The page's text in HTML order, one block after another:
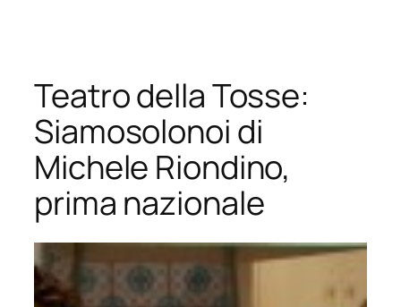
contenuto
Teatro della Tosse:
Siamosolonoi di
Michele Riondino,
prima nazionale